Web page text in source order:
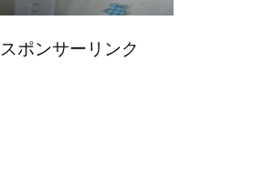
スポンサーリンク